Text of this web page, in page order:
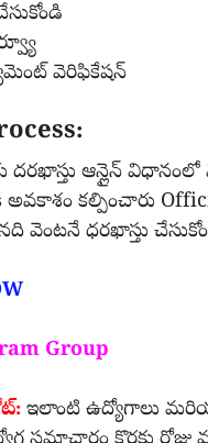
వెరిఫికేషన్
దరఖాస్తు ఆన్లైన్
కల్పించారు
వెంటనే ధరఖాస్తు
Group
ఇలాంటి ఉద్యోగాలు